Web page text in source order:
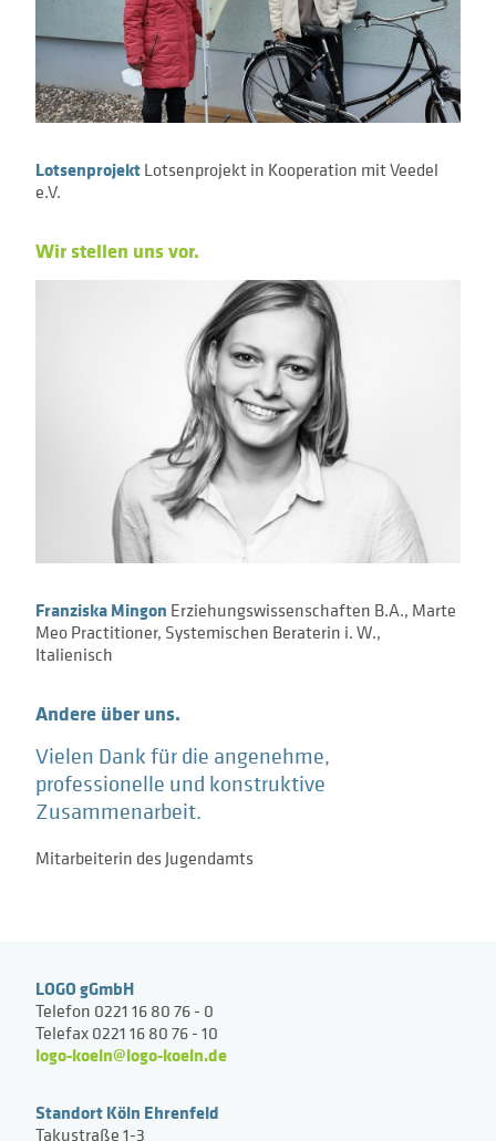
LotsenprojektLotsenprojekt in Kooperation mit Veedel
e.V.
Wir stellen uns vor.
Franziska Mingon Erziehungswissenschaften B.A., Marte
Meo Practitioner, Systemischen Beraterin i. W.,
Italienisch
Andere über uns.
Vielen Dank für die angenehme,
professionelle und konstruktive
Zusammenarbeit.
Mitarbeiterin des Jugendamts
LOGO gGmbH
Telefon 0221 16 80 76 - 0
Telefax 0221 16 80 76 - 10
logo-koeln@logo-koeln.de
Standort Köln Ehrenfeld
Takustraße 1-3